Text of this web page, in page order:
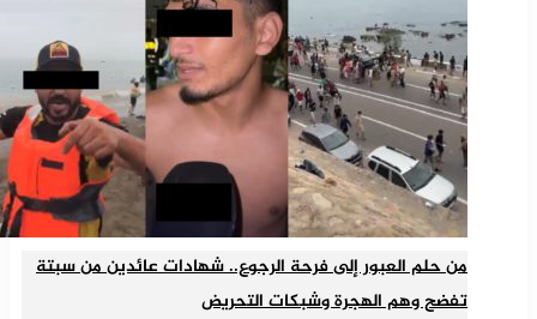
من حلم العبور إلى فرحة الرجوع.. شهادات عائدين من سبتة
تفضح وهم الهجرة وشبكات التحريض